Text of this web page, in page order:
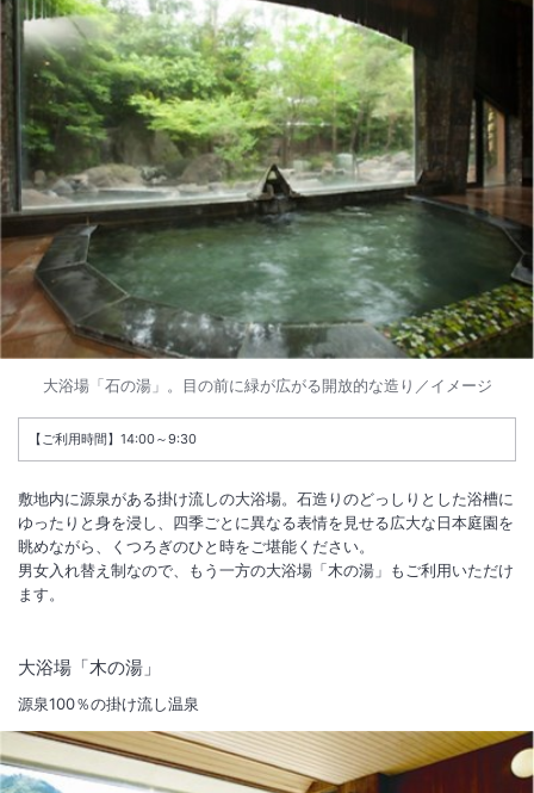
大浴場「石の湯」。目の前に緑が広がる開放的な造り／イメージ
【ご利用時間】14:00～9:30
敷地内に源泉がある掛け流しの大浴場。石造りのどっしりとした浴槽に
ゆったりと身を浸し、四季ごとに異なる表情を見せる広大な日本庭園を
眺めながら、くつろぎのひと時をご堪能ください。
男女入れ替え制なので、もう一方の大浴場「木の湯」もご利用いただけ
ます。
大浴場「木の湯」
源泉100％の掛け流し温泉